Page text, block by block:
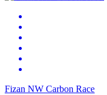
Fizan NW Carbon Race